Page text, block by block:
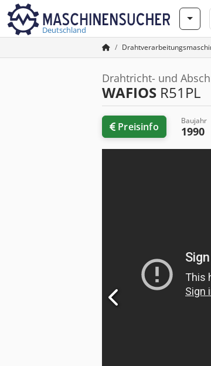
Deutschland
Drahtricht- und
WAFIOS R51PL
Preisinfo Baujahr
1990